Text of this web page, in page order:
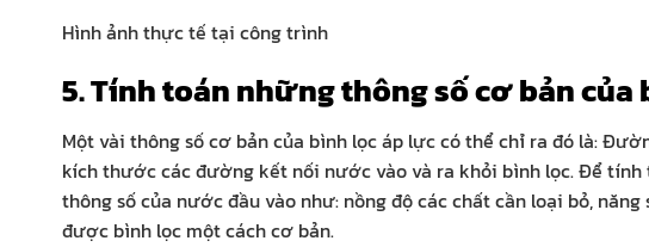
Hình ảnh thực tế tại công trình
5. Tính toán những thông số cơ bản của
Một vài thông số cơ bản của bình lọc áp lực có thể chỉ ra đó là:
kích thước các đường kết nối nước vào và ra khỏi bình lọc. Để tính
thông số của nước đầu vào như: nồng độ các chất cần loại bỏ,
được bình lọc một cách cơ bản.